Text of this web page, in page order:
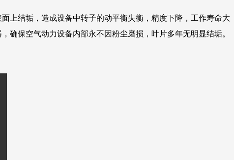
上结垢，造成设备中转子的动平衡失衡，精度下降，工作寿命大
确保空气动力设备内部永不因粉尘磨损，叶片多年无明显结垢。